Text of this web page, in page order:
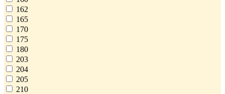
162
165
170
175
180
203
204
205
210